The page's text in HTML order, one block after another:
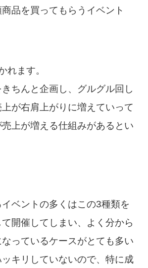
品を買ってもらうイベント
れます。
ちんと企画し、グルグル回し
が右肩上がりに増えていって
上が増える仕組みがあるとい
ベントの多くはこの3種類を
開催してしまい、よく分から
っているケースがとても多い
キリしていないので、特に成